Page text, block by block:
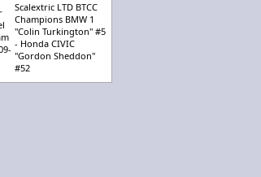
Scalextric LTD BTCC
Champions BMW 1
"Colin Turkington" #5
- Honda CIVIC
"Gordon Sheddon"
#52